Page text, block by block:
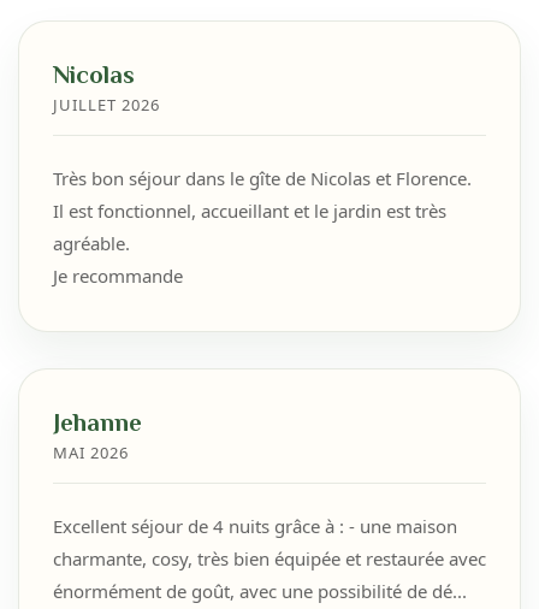
Nicolas
JUILLET 2026
Très bon séjour dans le gîte de Nicolas et Florence.
Il est fonctionnel, accueillant et le jardin est très
agréable.
Je recommande
Jehanne
MAI 2026
Excellent séjour de 4 nuits grâce à : - une maison
charmante, cosy, très bien équipée et restaurée avec
énormément de goût, avec une possibilité de dé...